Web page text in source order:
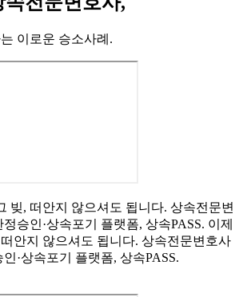
이로운 승소사례 .
빚, 떠안지 않으셔도 됩니다. 상속전문변
정승인·상속포기 플랫폼, 상속PASS. 이제
안지 않으셔도 됩니다. 상속전문변호사
인·상속포기 플랫폼, 상속PASS.